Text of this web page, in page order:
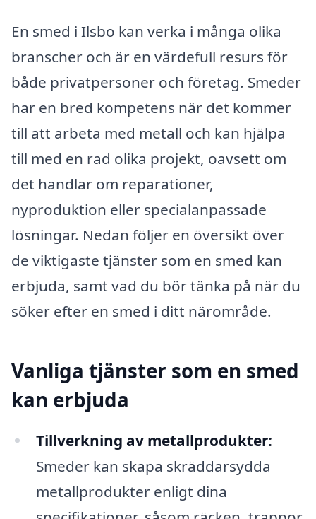
En smed i Ilsbo kan verka i många olika
branscher och är en värdefull resurs för
både privatpersoner och företag. Smeder
har en bred kompetens när det kommer
till att arbeta med metall och kan hjälpa
till med en rad olika projekt, oavsett om
det handlar om reparationer,
nyproduktion eller specialanpassade
lösningar. Nedan följer en översikt över
de viktigaste tjänster som en smed kan
erbjuda, samt vad du bör tänka på när du
söker efter en smed i ditt närområde.
Vanliga tjänster som en smed
kan erbjuda
Tillverkning av metallprodukter:
Smeder kan skapa skräddarsydda
metallprodukter enligt dina